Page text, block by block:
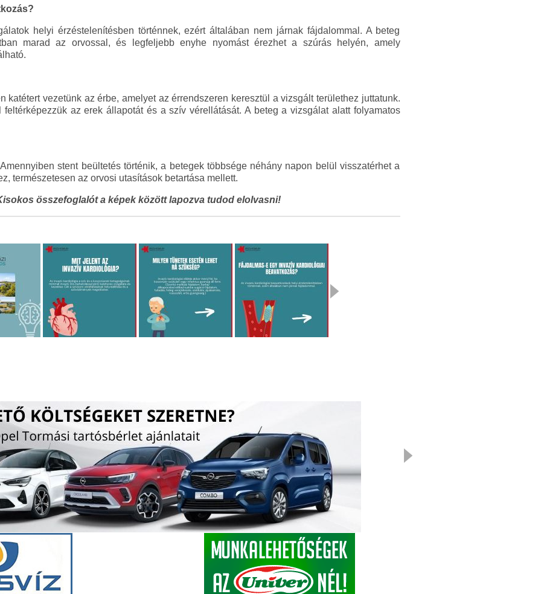
helyi érzéstelenítésben történnek, ezért általában nem járnak fájdalommal. A beteg
marad az orvossal, és legfeljebb enyhe nyomást érezhet a szúrás helyén, amely
katétert vezetünk az érbe, amelyet az érrendszeren keresztül a vizsgált területhez juttatunk.
feltérképezzük az erek állapotát és a szív vérellátását. A beteg a vizsgálat alatt folyamatos
stent beültetés történik, a betegek többsége néhány napon belül visszatérhet a
természetesen az orvosi utasítások betartása mellett.
összefoglalót a képek között lapozva tudod elolvasni!